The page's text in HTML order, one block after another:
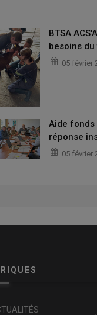
BTSA
besoins
05 février
Aide fonds
réponse
05 février